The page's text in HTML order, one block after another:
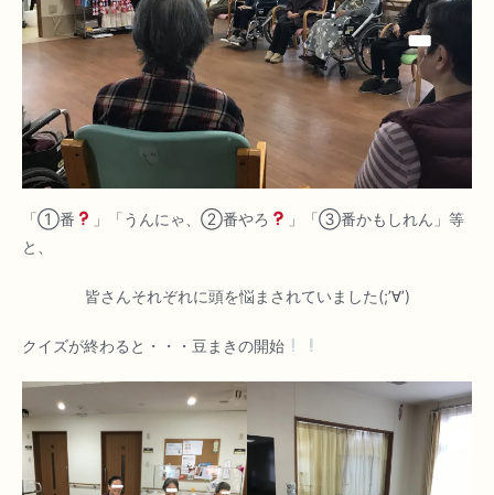
「①番 」「うんにゃ、②番やろ
」「③番かもしれん」等
と、
皆さんそれぞれに頭を悩まされていました(;’∀’)
クイズが終わると・・・豆まきの開始